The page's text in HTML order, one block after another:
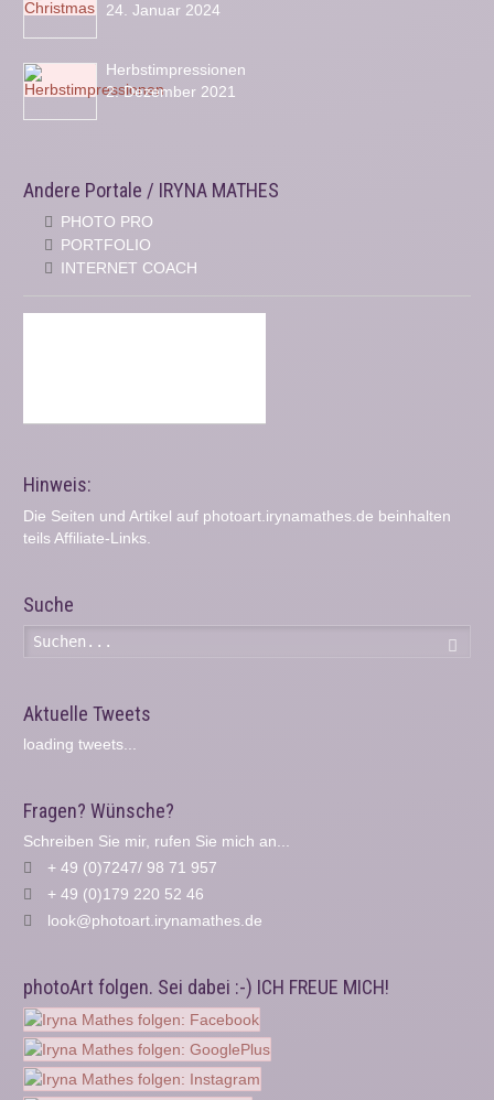
24. Januar 2024
Herbstimpressionen
2. Dezember 2021
Andere Portale / IRYNA MATHES
PHOTO PRO
PORTFOLIO
INTERNET COACH
Hinweis:
Die Seiten und Artikel auf photoart.irynamathes.de beinhalten
teils Affiliate-Links.
Suche
Aktuelle Tweets
loading tweets...
Fragen? Wünsche?
Schreiben Sie mir, rufen Sie mich an...
+ 49 (0)7247/ 98 71 957
+ 49 (0)179 220 52 46
look@photoart.irynamathes.de
photoArt folgen. Sei dabei :-) ICH FREUE MICH!